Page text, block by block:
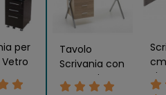
per
Tavolo
Scrivania con
Cassettiera